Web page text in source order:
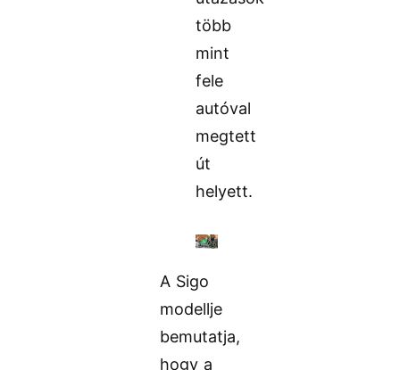
több
mint
fele
autóval
megtett
út
helyett.
A Sigo
modellje
bemutatja,
hogy a